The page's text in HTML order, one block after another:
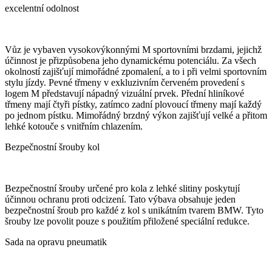
excelentní odolnost
Vůz je vybaven vysokovýkonnými M sportovními brzdami, jejichž
účinnost je přizpůsobena jeho dynamickému potenciálu. Za všech
okolností zajišťují mimořádné zpomalení, a to i při velmi sportovním
stylu jízdy. Pevné třmeny v exkluzivním červeném provedení s
logem M představují nápadný vizuální prvek. Přední hliníkové
třmeny mají čtyři pístky, zatímco zadní plovoucí třmeny mají každý
po jednom pístku. Mimořádný brzdný výkon zajišťují velké a přitom
lehké kotouče s vnitřním chlazením.
Bezpečnostní šrouby kol
Bezpečnostní šrouby určené pro kola z lehké slitiny poskytují
účinnou ochranu proti odcizení. Tato výbava obsahuje jeden
bezpečnostní šroub pro každé z kol s unikátním tvarem BMW. Tyto
šrouby lze povolit pouze s použitím přiložené speciální redukce.
Sada na opravu pneumatik